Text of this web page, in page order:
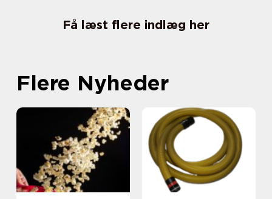
Få læst flere indlæg her
Flere Nyheder